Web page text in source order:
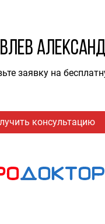
заявку на
консультацию